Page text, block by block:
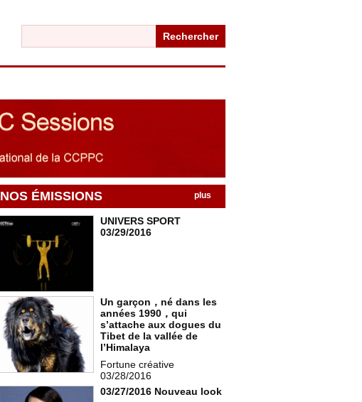
Rechercher
NOS ÉMISSIONS plus
UNIVERS SPORT
03/29/2016
Un garçon，né dans les
années 1990，qui
s’attache aux dogues du
Tibet de la vallée de
l’Himalaya
Fortune créative
03/28/2016
03/27/2016 Nouveau look